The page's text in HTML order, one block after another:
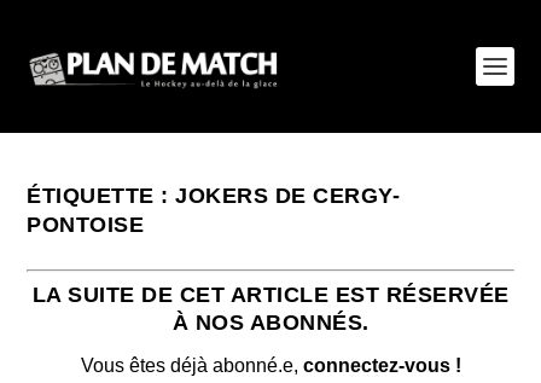
ÉTIQUETTE :JOKERS DE CERGY-
PONTOISE
LA SUITE DE CET ARTICLE EST RÉSERVÉE
À NOS ABONNÉS.
Vous êtes déjà abonné.e, connectez-vous !